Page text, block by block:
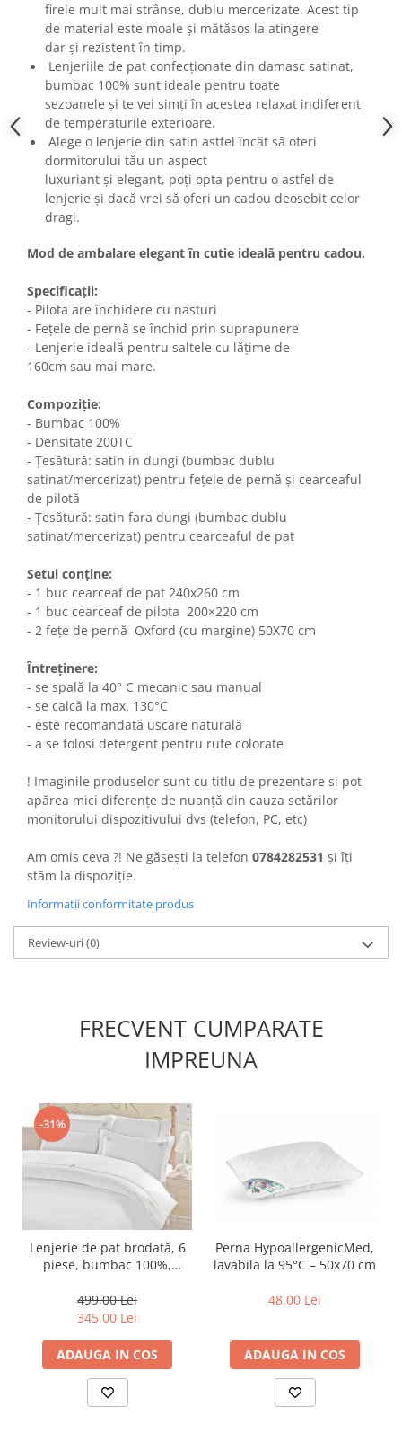
firele mult mai strânse, dublu mercerizate. Acest tip
de material este moale și mătăsos la atingere
dar și rezistent în timp.
Lenjeriile de pat confecționate din damasc satinat,
bumbac 100% sunt ideale pentru toate
sezoanele și te vei simți în acestea relaxat indiferent
de temperaturile exterioare.
Alege o lenjerie din satin astfel încât să oferi
dormitorului tău un aspect
luxuriant și elegant, poți opta pentru o astfel de
lenjerie și dacă vrei să oferi un cadou deosebit celor
dragi.
Mod de ambalare elegant în cutie ideală pentru cadou.
Specificații:
- Pilota are închidere cu nasturi
- Fețele de pernă se închid prin suprapunere
- Lenjerie ideală pentru saltele cu lățime de
160cm sau mai mare.
Compoziție:
- Bumbac 100%
- Densitate 200TC
- Țesătură: satin in dungi (bumbac dublu
satinat/mercerizat) pentru fețele de pernă și cearceaful
de pilotă
- Țesătură: satin fara dungi (bumbac dublu
satinat/mercerizat) pentru cearceaful de pat
Setul conține:
- 1 buc cearceaf de pat 240x260 cm
- 1 buc cearceaf de pilota 200×220 cm
- 2 fețe de pernă Oxford (cu margine) 50X70 cm
Întreținere:
- se spală la 40° C mecanic sau manual
- se calcă la max. 130°C
- este recomandată uscare naturală
- a se folosi detergent pentru rufe colorate
! Imaginile produselor sunt cu titlu de prezentare si pot
apărea mici diferențe de nuanță din cauza setărilor
monitorului dispozitivului dvs (telefon, PC, etc)
Am omis ceva ?! Ne găsești la telefon 0784282531 și îți
stăm la dispoziție.
Informatii conformitate produs
Review-uri(0)
FRECVENT CUMPARATE
IMPREUNA
-31%
Lenjerie de pat brodată, 6
piese, bumbac 100%,
499,00 Lei
345,00 Lei
ADAUGA IN COS
Perna HypoallergenicMed,
lavabila la 95°C – 50x70 cm
48,00 Lei
ADAUGA IN COS